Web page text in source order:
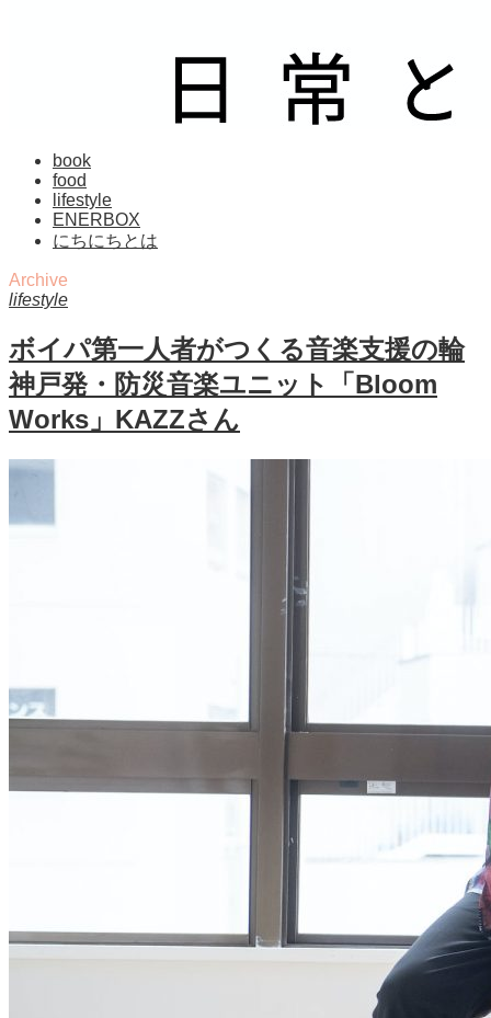
book
food
lifestyle
ENERBOX
にちにちとは
Archive
lifestyle
ボイパ第一人者がつくる音楽支援の輪
神戸発・防災音楽ユニット「Bloom
Works」KAZZさん